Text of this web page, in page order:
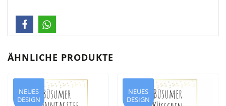
ÄHNLICHE PRODUKTE
NEUES
DESIGN
NEUES
DESIGN